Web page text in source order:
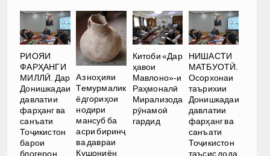
РИОЯИ
ФАРҲАНГИ
МИЛЛӢ. Дар
Донишкадаи
давлатии
фарҳанг ва
санъати
Тоҷикистон
барои
блогерон
Аз ноҳияи
Темурмалик
ёдгориҳои
нодири
мансуб ба
асри биринҷ
ва давраи
Кушониён
Китоби «Дар
ҳавои
Мавлоно»-и
Раҳмоналӣ
Мирализода
рӯнамоӣ
гардид
НИШАСТИ
МАТБУОТӢ.
Осорхонаи
таърихии
Донишкадаи
давлатии
фарҳанг ва
санъати
Тоҷикистон
таъсис дода